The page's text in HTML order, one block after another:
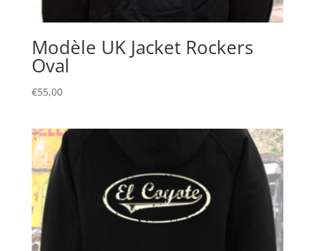
Modèle UK Jacket Rockers
Oval
€55,00